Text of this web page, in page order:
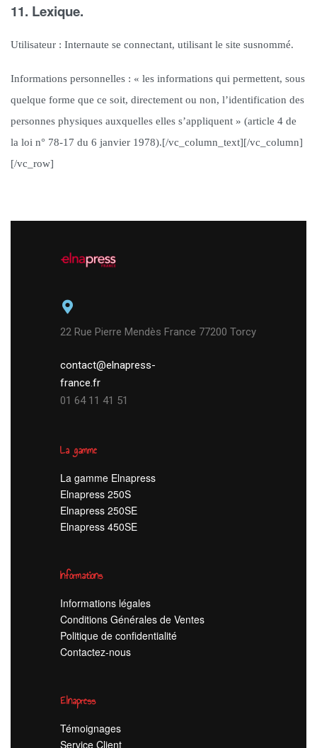
11. Lexique.
Utilisateur : Internaute se connectant, utilisant le site susnommé.
Informations personnelles : « les informations qui permettent, sous
quelque forme que ce soit, directement ou non, l’identification des
personnes physiques auxquelles elles s’appliquent » (article 4 de
la loi n° 78-17 du 6 janvier 1978).[/vc_column_text][/vc_column]
[/vc_row]
22 Rue Pierre Mendès France 77200 Torcy
contact@elnapress-
france.fr
01 64 11 41 51
La gamme
La gamme Elnapress
Elnapress 250S
Elnapress 250SE
Elnapress 450SE
Informations
Informations légales
Conditions Générales de Ventes
Politique de confidentialité
Contactez-nous
Elnapress
Témoignages
Service Client